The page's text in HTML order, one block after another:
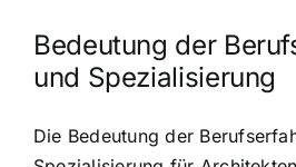
Bedeutung der
und Spezialisierung
Die Bedeutung der